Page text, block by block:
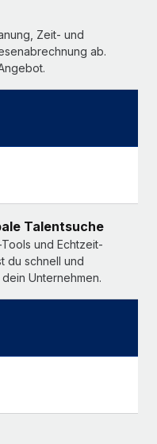
Zeit- und
ab.
Talentsuche
und Echtzeit-
du schnell und
Unternehmen.